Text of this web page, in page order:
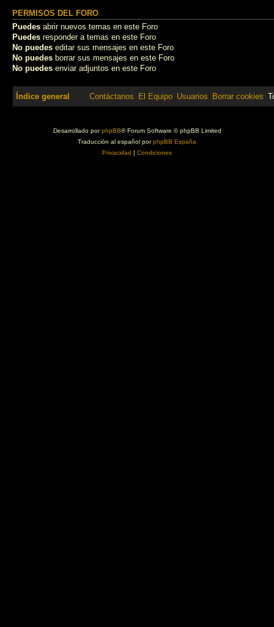
PERMISOS DEL FORO
Puedes abrir nuevos temas en este Foro
Puedes responder a temas en este Foro
No puedes editar sus mensajes en este Foro
No puedes borrar sus mensajes en este Foro
No puedes enviar adjuntos en este Foro
Índice general Borrar cookies
Usuarios
El Equipo
Contáctanos
Desarrollado porphpBB® Forum Software © phpBB Limited
Traducción al español porphpBB España
Privacidad | Condiciones